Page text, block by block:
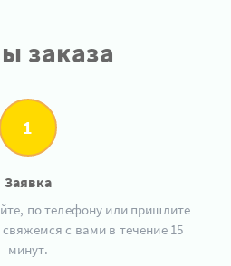
заказа
1
Заявка
по телефону или пришлите
с вами в течение 15
минут.